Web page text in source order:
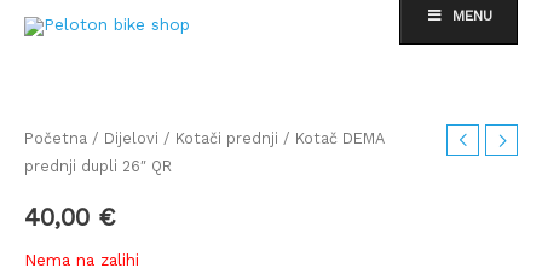
Skip
MENU
Početna / Dijelovi / Kotači prednji / Kotač DEMA
prednji dupli 26″ QR
40,00 €
Nema na zalihi